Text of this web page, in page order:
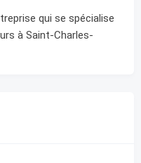
qui se spécialise
à Saint-Charles-